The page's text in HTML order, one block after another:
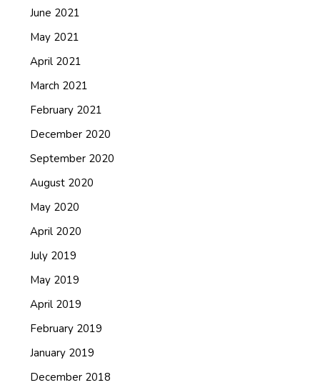
June 2021
May 2021
April 2021
March 2021
February 2021
December 2020
September 2020
August 2020
May 2020
April 2020
July 2019
May 2019
April 2019
February 2019
January 2019
December 2018